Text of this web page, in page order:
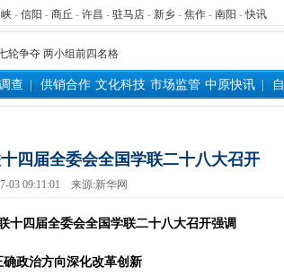
- 信阳 - 商丘 - 许昌 - 驻马店 - 新乡 - 焦作 - 南阳 -快讯
炼油专家”陈俊武：科
强国，关键在科技自立自
轮争夺 两小组前四名格
”中原
措出炉 力促民间投资“
旱工作专题调度会召开
创新跃迁
南西瓜价差真相是啥
技术奖励大会两院院士大
化IP群
查 供销合作 文化科技 市场监管 中原快讯
四届全委会全国学联二十八大召开
03 09:11:01 来源:新华网
四届全委会全国学联二十八大召开强调
治方向深化改革创新